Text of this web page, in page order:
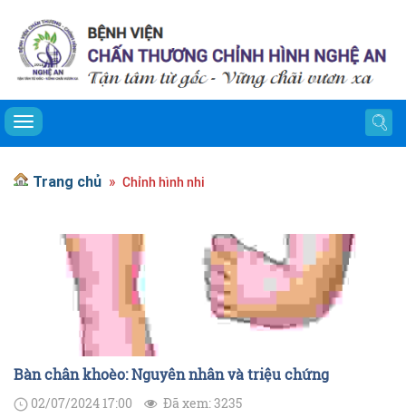
Toggle navigation
Trang chủ Chỉnh hình nhi
Bàn chân khoèo: Nguyên nhân và triệu chứng
02/07/2024 17:00
Đã xem: 3235